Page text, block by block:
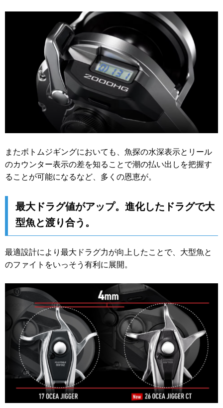
またボトムジギングにおいても、魚探の水深表示とリール
のカウンター表示の差を知ることで潮の払い出しを把握す
ることが可能になるなど、多くの恩恵が。
最大ドラグ値がアップ。進化したドラグで大
型魚と渡り合う。
最適設計により最大ドラグ力が向上したことで、大型魚と
のファイトをいっそう有利に展開。